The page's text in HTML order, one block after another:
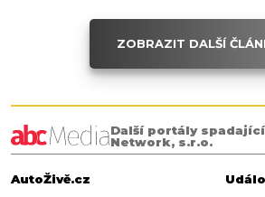
ZOBRAZIT DALŠÍ
Další portály
Network, s.r.o.
AutoŽivě.cz